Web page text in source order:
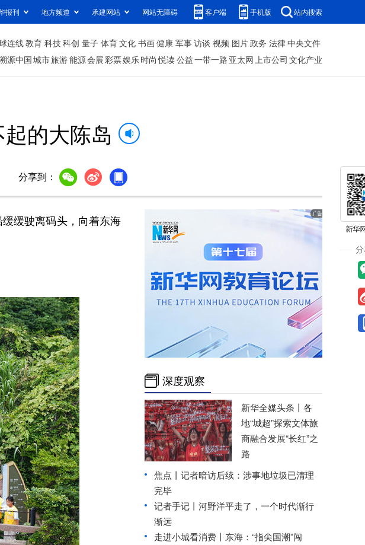
报刊 地方频道 承建网站 网站无障碍 客户端 手机版 站内搜索
连线教育 科技科创 量子 体育文化 书画健康 军事访谈 视频 图片政务 法律中央文件
源中国城市旅游能源会展彩票娱乐时尚 悦读公益一带一路 亚太网上市公司 文化产业
的大陈岛
分享到：
缓驶离码头，向着东海
深度观察
新华全媒头条丨 各
地“城超”探索文体旅
商融合发展“长红”之
路
焦点丨记者暗访后续：涉事地垃圾已清理
完毕
记者手记丨河野洋平走了，一个时代渐行
渐远
走进小城看消费丨东海：“指尖国潮”闯